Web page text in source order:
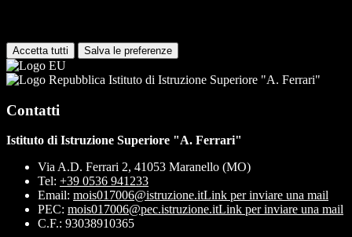
Accetta tutti Salva le preferenze
Istituto di Istruzione Superiore "A. Ferrari"
Contatti
Istituto di Istruzione Superiore "A. Ferrari"
Via A.D. Ferrari 2, 41053 Maranello (MO)
Tel: +39 0536 941233
Email: mois017006@istruzione.itLink per inviare una mail
PEC: mois017006@pec.istruzione.itLink per inviare una mail
C.F.: 93038910365